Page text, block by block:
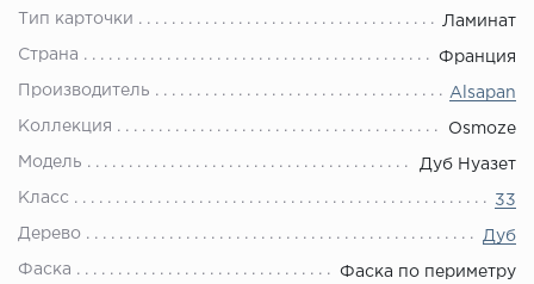
Тип карточки Ламинат
Страна Франция
Производитель Alsapan
Коллекция Osmoze
Модель Дуб Нуазет
Класс 33
Дерево Дуб
Фаска Фаска по периметру